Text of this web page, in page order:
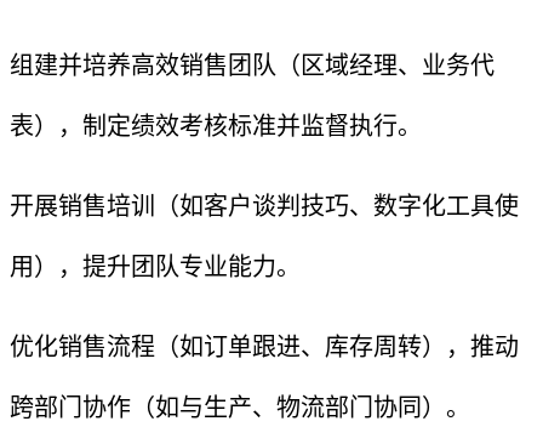
组建并培养高效销售团队（区域经理、业务代
表），制定绩效考核标准并监督执行。
开展销售培训（如客户谈判技巧、数字化工具使
用），提升团队专业能力。
优化销售流程（如订单跟进、库存周转），推动
跨部门协作（如与生产、物流部门协同）。